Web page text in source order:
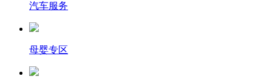
汽车服务
母婴专区